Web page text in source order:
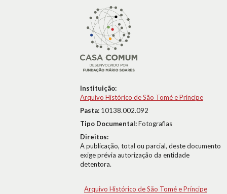
Instituição:
Arquivo Histórico de São Tomé e Príncipe
Pasta: 10138.002.092
Tipo Documental:Fotografias
Direitos:
A publicação, total ou parcial, deste documento
exige prévia autorização da entidade
detentora.
Arquivo Histórico de São Tomé e Príncipe